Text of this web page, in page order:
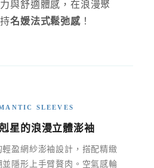
與舒適體感，在浪漫聚
名媛法式鬆弛感！
SLEEVES
星的浪漫立體澎袖
盈網紗澎袖設計，搭配精緻
隱形上手臂贅肉。空氣感輪